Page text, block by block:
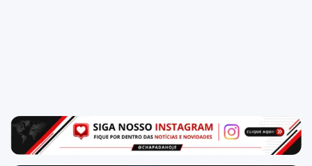
NAS
NOSSAS
REDES